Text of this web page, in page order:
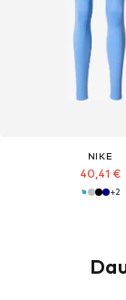
NIKE
40,41 €
+2